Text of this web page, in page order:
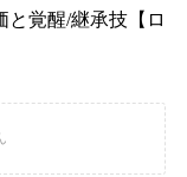
と覚醒/継承技【ロ